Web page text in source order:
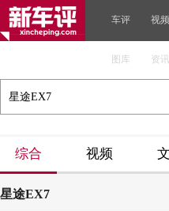
车评 视频
图库 资讯
综合 视频
星途EX7